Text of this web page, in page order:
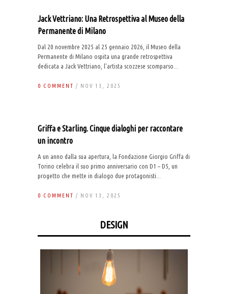
Jack Vettriano: Una Retrospettiva al Museo della
Permanente di Milano
Dal 20 novembre 2025 al 25 gennaio 2026, il Museo della
Permanente di Milano ospita una grande retrospettiva
dedicata a Jack Vettriano, l'artista scozzese scomparso...
0 COMMENT / NOV 13, 2025
Griffa e Starling. Cinque dialoghi per raccontare
un incontro
A un anno dalla sua apertura, la Fondazione Giorgio Griffa di
Torino celebra il suo primo anniversario con D1 – D5, un
progetto che mette in dialogo due protagonisti...
0 COMMENT / NOV 13, 2025
DESIGN